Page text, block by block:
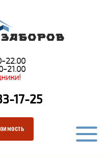
22.00
21.00
17-25